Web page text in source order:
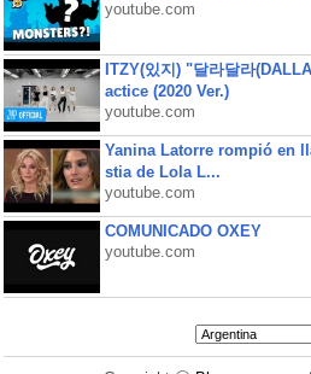
youtube.com
ITZY(있지) "달라달라
actice (2020 Ver.)
youtube.com
Yanina Latorre rompió en
stia de Lola L...
youtube.com
COMUNICADO OXEY
youtube.com